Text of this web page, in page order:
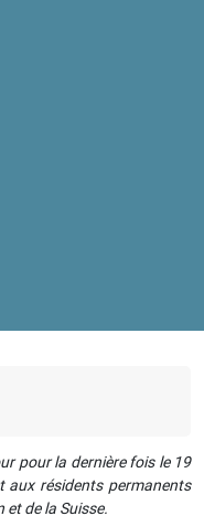
pour la dernière fois le 19
aux résidents permanents
et de la Suisse.